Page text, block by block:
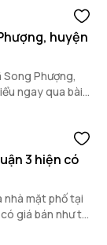
huyện
Song Phượng,
ngay qua bài
3 hiện có
nhà mặt phố tại
giá bán như thế
viết sau đây.